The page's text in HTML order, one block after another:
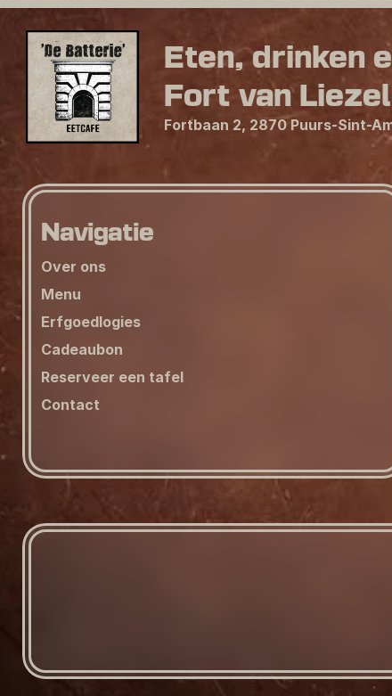
Eten, drinken
Fort van
Fortbaan 2, 2870 Puurs-Sint-
Navigatie
Over ons
Menu
Erfgoedlogies
Cadeaubon
Reserveer een tafel
Contact